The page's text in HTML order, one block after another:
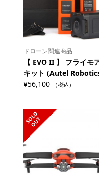
ドローン関連商品
【 EVO II 】 フライモ
キット (Autel
¥56,100 （税込）
S
O
L
D
O
U
T